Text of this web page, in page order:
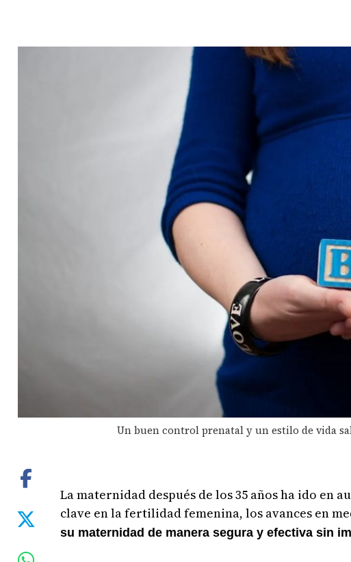
Un buen control prenatal y un estilo de vida
La maternidad después de los 35 años ha ido en
clave en la fertilidad femenina, los avances en
su maternidad de manera segura y efectiva sin